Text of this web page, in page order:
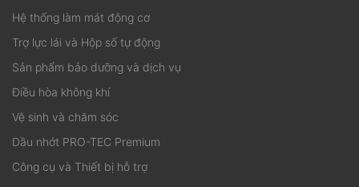
Hệ thống làm mát động cơ
Trợ lực lái và Hộp số tự động
Sản phẩm bảo dưỡng và dịch vụ
Điều hòa không khí
Vệ sinh và chăm sóc
Dầu nhớt PRO-TEC Premium
Công cụ và Thiết bị hỗ trợ